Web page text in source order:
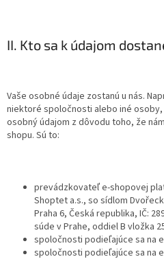
II. Kto sa k údajom
Vaše osobné údaje zostanú u nás.
niektoré spoločnosti alebo iné
osobný údajom z dôvodu toho, že
shopu. Sú to:
prevádzkovateľ e-shopovej
Shoptet a.s., so sídlom
Praha 6, Česká republika, IČ:
súde v Prahe, oddiel B vložka
spoločnosti podieľajúce sa na
spoločnosti podieľajúce sa na